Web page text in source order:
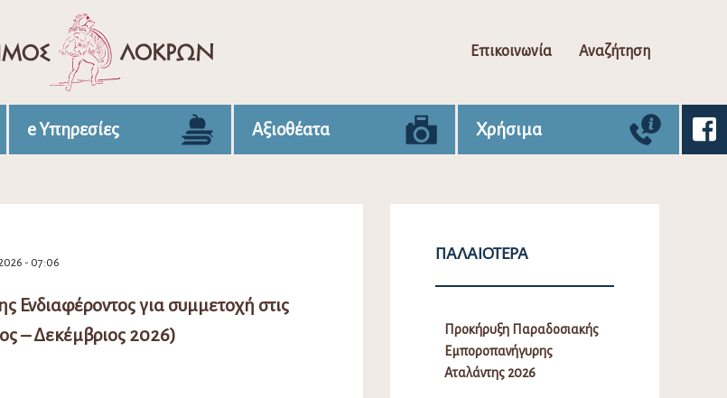
Επικοινωνία Αναζήτηση
e Υπηρεσίες Αξιοθέατα Χρήσιμα
- 07:06
για συμμετοχή στις
– Δεκέμβριος 2026)
ΠΑΛΑΙΌΤΕΡΑ
Προκήρυξη Παραδοσιακής
Εμποροπανήγυρης
Αταλάντης 2026